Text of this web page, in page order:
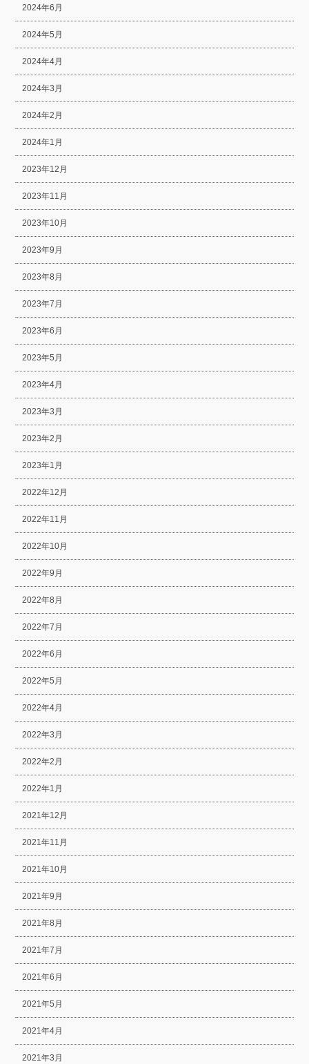
2024年6月
2024年5月
2024年4月
2024年3月
2024年2月
2024年1月
2023年12月
2023年11月
2023年10月
2023年9月
2023年8月
2023年7月
2023年6月
2023年5月
2023年4月
2023年3月
2023年2月
2023年1月
2022年12月
2022年11月
2022年10月
2022年9月
2022年8月
2022年7月
2022年6月
2022年5月
2022年4月
2022年3月
2022年2月
2022年1月
2021年12月
2021年11月
2021年10月
2021年9月
2021年8月
2021年7月
2021年6月
2021年5月
2021年4月
2021年3月